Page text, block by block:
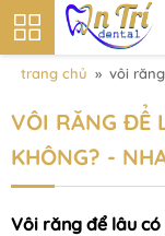
trang chủ » vôi
VÔI RĂNG ĐỂ
KHÔNG? -
Vôi răng để lâu